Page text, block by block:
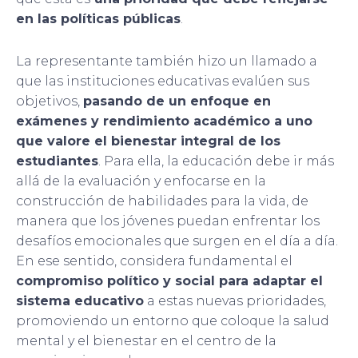
en las políticas públicas.
La representante también hizo un llamado a
que las instituciones educativas evalúen sus
objetivos, pasando de un enfoque en
exámenes y rendimiento académico a uno
que valore el bienestar integral de los
estudiantes. Para ella, la educación debe ir más
allá de la evaluación y enfocarse en la
construcción de habilidades para la vida, de
manera que los jóvenes puedan enfrentar los
desafíos emocionales que surgen en el día a día.
En ese sentido, considera fundamental el
compromiso político y social para adaptar el
sistema educativo a estas nuevas prioridades,
promoviendo un entorno que coloque la salud
mental y el bienestar en el centro de la